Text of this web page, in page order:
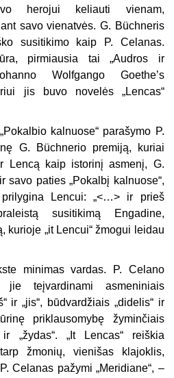
herojui keliauti vienam,
savo vienatvės. G. Büchneris
susitikimo kaip P. Celanas.
pirmiausia tai „Audros ir
Wolfgango Goethe’s
jis buvo novelės „Lencas“
kalnuose“ parašymo P.
G. Büchnerio premiją, kuriai
Lencą kaip istorinį asmenį, G.
savo paties „Pokalbį kalnuose“,
Lencui: „<…> ir prieš
susitikimą Engadine,
kurioje „it Lencui“ žmogui leidau
minimas vardas. P. Celano
teįvardinami asmeniniais
ir „jis“, būdvardžiais „didelis“ ir
priklausomybę žyminčiais
ir „žydas“. „It Lencas“ reiškia
žmonių, vienišas klajoklis,
Celanas pažymi „Meridiane“, –